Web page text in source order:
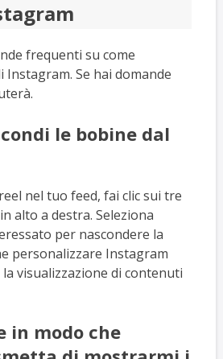
frequenti su come
Instagram. Se hai domande
le bobine dal
nel tuo feed, fai clic sui tre
alto a destra. Seleziona
per nascondere la
personalizzare Instagram
visualizzazione di contenuti
in modo che